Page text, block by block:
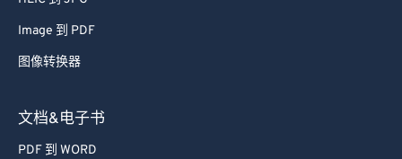
Image 到 PDF
图像转换器
文档&电子书
PDF 到 WORD